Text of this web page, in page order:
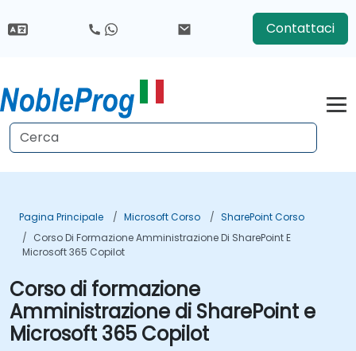
Contattaci
Pagina Principale Microsoft Corso
SharePoint Corso
Corso Di Formazione Amministrazione Di SharePoint E
Microsoft 365 Copilot
Corso di formazione
Amministrazione di SharePoint e
Microsoft 365 Copilot